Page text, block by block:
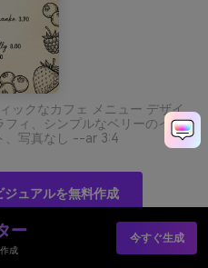
ックなカフェ メニュー デザイ
ィ、シンプルなベリーのイラ
、写真なし --ar 3:4
ュアルを無料作成
ー
成
今すぐ生成